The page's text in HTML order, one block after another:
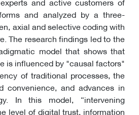
and analyzed by a three-
axial and selective coding with
The research findings led to the
model that shows that
is influenced by "causal factors"
of traditional processes, the
convenience, and advances in
In this model, “intervening
level of digital trust, information